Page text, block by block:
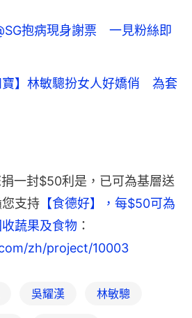
抱病現身謝票 一見粉絲即
寶】林敏驄扮女人好嬌俏 為套
捐一封$50利是，已可為基層送
您支持 【食德好】，每$50可為
蔬果及食物 ：
zh/project/10003
吳耀漢 林敏驄